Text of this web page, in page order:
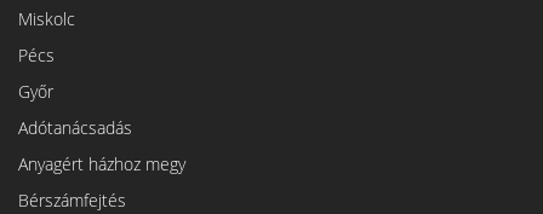
Miskolc
Pécs
Győr
Adótanácsadás
Anyagért házhoz megy
Bérszámfejtés